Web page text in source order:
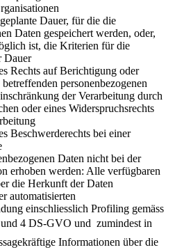
Dauer, für die die
Daten gespeichert werden, oder,
ist, die Kriterien für die
Dauer
Rechts auf Berichtigung oder
personenbezogenen
der Verarbeitung durch
oder eines Widerspruchsrechts
Beschwerderechts bei einer
Daten nicht bei der
erhoben werden: Alle verfügbaren
die Herkunft der Daten
automatisierten
einschliesslich Profiling gemäss
4 DS-GVO und  zumindest in
Informationen über die